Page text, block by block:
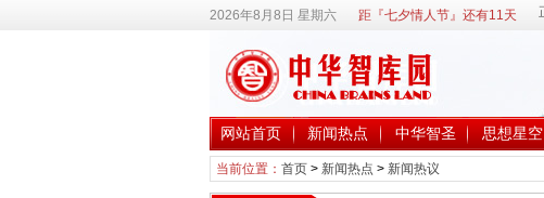
2026年8月8日 星期六 距『七夕情人节』还有11天
网站首页 新闻热点 中华智圣 思想星空
当前位置： 首页> 新闻热点 > 新闻热议